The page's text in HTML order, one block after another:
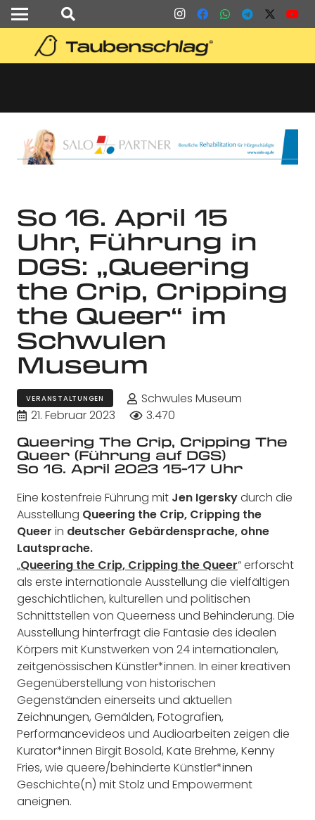
So 16. April 15
Uhr, Führung in
DGS: „Queering
the Crip, Cripping
the Queer“ im
Schwulen
Museum
VERANSTALTUNGEN
Schwules Museum
21. Februar 2023
3.470
Queering The Crip, Cripping The
Queer (Führung auf DGS)
So 16. April 2023 15-17 Uhr
Eine kostenfreie Führung mit Jen Igerskydurch die
Ausstellung Queering the Crip, Cripping the
Queer in deutscher Gebärdensprache, ohne
Lautsprache.
„Queering the Crip, Cripping the Queer“ erforscht
als erste internationale Ausstellung die vielfältigen
geschichtlichen, kulturellen und politischen
Schnittstellen von Queerness und Behinderung. Die
Ausstellung hinterfragt die Fantasie des idealen
Körpers mit Kunstwerken von 24 internationalen,
zeitgenössischen Künstler*innen. In einer kreativen
Gegenüberstellung von historischen
Gegenständen einerseits und aktuellen
Zeichnungen, Gemälden, Fotografien,
Performancevideos und Audioarbeiten zeigen die
Kurator*innen Birgit Bosold, Kate Brehme, Kenny
Fries, wie queere/behinderte Künstler*innen
Geschichte(n) mit Stolz und Empowerment
aneignen.